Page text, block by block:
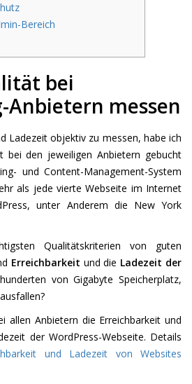
Bereich
bei
Anbietern messen
Ladezeit objektiv zu messen, habe ich
bei den jeweiligen Anbietern gebucht
und Content-Management-System
als jede vierte Webseite im Internet
unter Anderem die New York
Qualitätskriterien von guten
Erreichbarkeit und die Ladezeit der
von Gigabyte Speicherplatz,
allen Anbietern die Erreichbarkeit und
der WordPress-Webseite. Details
und Ladezeit von Websites